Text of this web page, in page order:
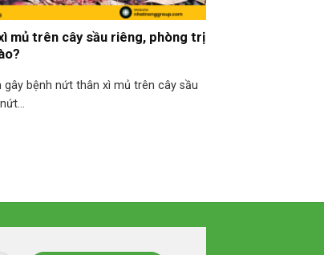
mủ trên cây sầu riêng, phòng trị
gây bệnh nứt thân xì mủ trên cây sầu